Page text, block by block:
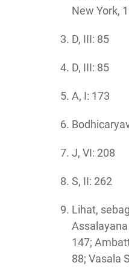
New York,
D, III: 85
D, III: 85
A, I: 173
J, VI: 208
S, II: 262
Lihat,
147;
88; Vasala